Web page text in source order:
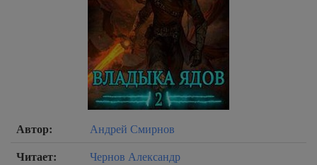
Автор: Андрей Смирнов
Читает: Чернов Александр